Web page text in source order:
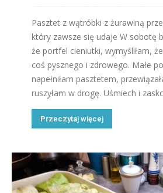
Pasztet z wątróbki z żurawiną
który zawsze się udaje W sobotę
że portfel cieniutki, wymyśliłam,
coś pysznego i zdrowego. Małe
napełniłam pasztetem,
ruszyłam w drogę. Uśmiech i
Przeczytaj więcej